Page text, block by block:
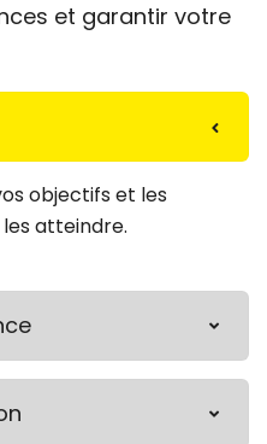
et garantir votre
objectifs et les
atteindre.